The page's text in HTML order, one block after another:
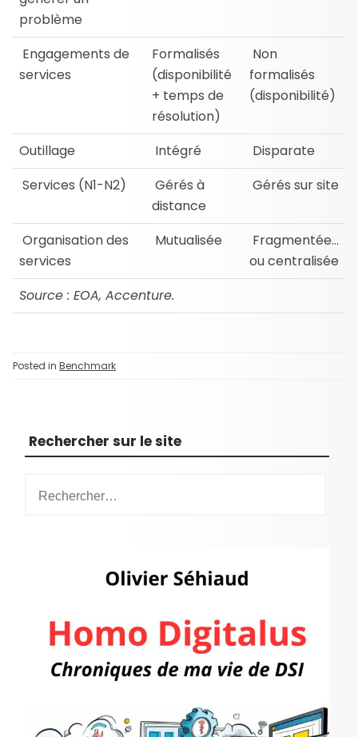
problème
Engagements de
services
Formalisés
(disponibilité
+ temps de
résolution)
Non
formalisés
(disponibilité)
Outillage Intégré
Disparate
Services (N1-N2)
Gérés à
distance
Gérés sur site
Organisation des
services
Mutualisée
Fragmentée…
ou centralisée
Source : EOA, Accenture.
Posted in Benchmark
Rechercher sur le site